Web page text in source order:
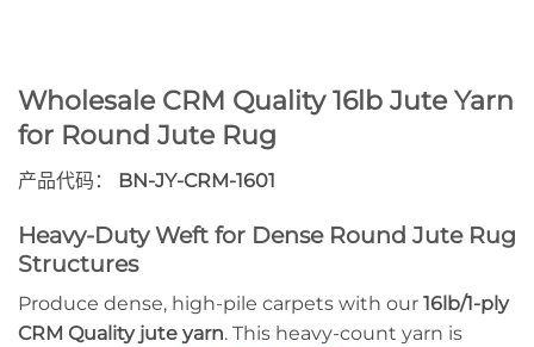
Wholesale CRM Quality 16lb Jute Yarn
for Round Jute Rug
产品代码： BN-JY-CRM-1601
Heavy-Duty Weft for Dense Round Jute Rug
Structures
Produce dense, high-pile carpets with our 16lb/1-ply
CRM Quality jute yarn. This heavy-count yarn is